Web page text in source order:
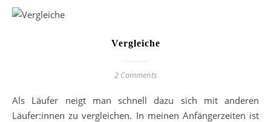
Vergleiche
2 Comments
Als Läufer neigt man schnell dazu sich mit anderen
Läufer:innen zu vergleichen. In meinen Anfängerzeiten ist